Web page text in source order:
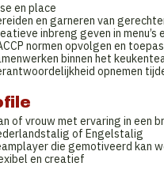
en place
en garneren van
inbreng geven in menu’s
normen opvolgen en
binnen het
opnemen
of vrouw met ervaring in een
of Engelstalig
die gemotiveerd kan
en creatief